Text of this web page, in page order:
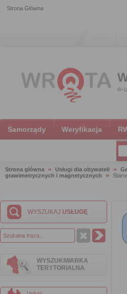
Strona Główna
e-
Samorządy Weryfikacja
Strona główna Usługi dla obywateli
grawimetrycznych i magnetycznych
WYSZUKAJ USŁUGĘ
WYSZUKIWARKA
TERYTORIALNA